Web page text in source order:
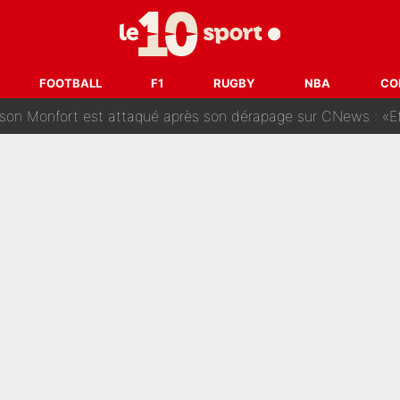
FOOTBALL F1 RUGBY NBA
nouveaux joueurs : L’IA dévoile les 5 cracks qui pourraient
McCourt, démission de Roberto De Zerbi : Medhi Benatia se lâche sur son
est attaqué après son dérapage sur CNews : «Et lui, il prend